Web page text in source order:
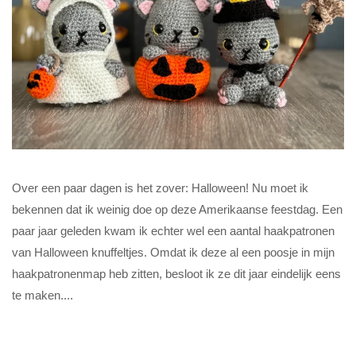
Over een paar dagen is het zover: Halloween! Nu moet ik
bekennen dat ik weinig doe op deze Amerikaanse feestdag. Een
paar jaar geleden kwam ik echter wel een aantal haakpatronen
van Halloween knuffeltjes. Omdat ik deze al een poosje in mijn
haakpatronenmap heb zitten, besloot ik ze dit jaar eindelijk eens
te maken....